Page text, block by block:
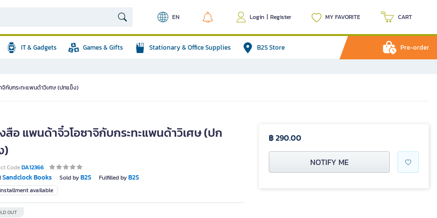
EN Login | Register MY FAVORITE CART
IT & Gadgets Games & Gifts Stationary & Office Supplies B2S Store Pre-order
กับกระทะแพนด้าวิเศษ (ปกแข็ง)
สือ แพนด้าจิ๋วโอซาจิกับกระทะแพนด้าวิเศษ (ปก
)
CodeDA12366
Sandclock Books Sold byB2S Fulfilled byB2S
available
OUT
฿ 290.00
NOTIFY ME